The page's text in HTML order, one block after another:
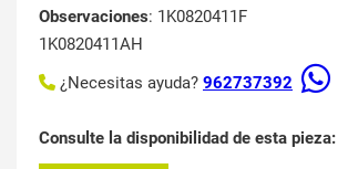
Observaciones: 1K0820411F
1K0820411AH
¿Necesitas ayuda? 962737392
Consulte la disponibilidad de esta pieza: